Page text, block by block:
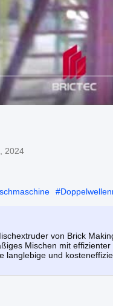
2024
#
von Brick
Mischen mit
und